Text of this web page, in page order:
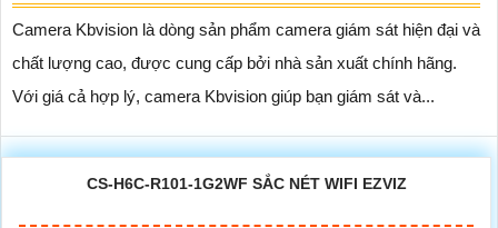
Camera Kbvision là dòng sản phẩm camera giám sát hiện đại và
chất lượng cao, được cung cấp bởi nhà sản xuất chính hãng.
Với giá cả hợp lý, camera Kbvision giúp bạn giám sát và...
CS-H6C-R101-1G2WF SẮC NÉT WIFI EZVIZ